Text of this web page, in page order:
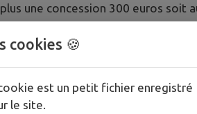
une concession 300 euros soit
cookies 🍪
est un petit fichier enregistré
le site.